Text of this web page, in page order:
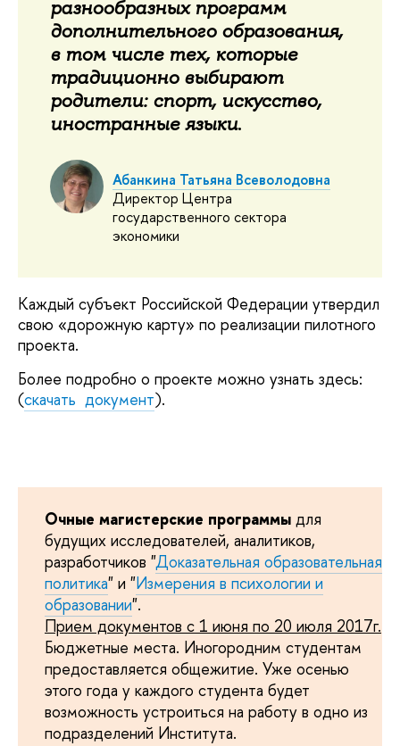
разнообразных программ
дополнительного образования,
в том числе тех, которые
традиционно выбирают
родители: спорт, искусство,
иностранные языки.
Абанкина Татьяна Всеволодовна
Директор Центра
государственного сектора
экономики
Каждый субъект Российской Федерации утвердил
свою «дорожную карту» по реализации пилотного
проекта.
Более подробно о проекте можно узнать здесь:
(скачать документ).
Очные магистерские программы для
будущих исследователей, аналитиков,
разработчиков "Доказательная образовательная
политика" и "Измерения в психологии и
образовании".
Прием документов с 1 июня по 20 июля 2017г.
Бюджетные места. Иногородним студентам
предоставляется общежитие. Уже осенью
этого года у каждого студента будет
возможность устроиться на работу в одно из
подразделений Института.